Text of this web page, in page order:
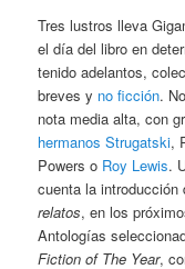
Tres lustros lleva
el día del libro en
tenido adelantos,
breves y no ficción.
nota media alta, con
hermanos Strugatski,
Powers o Roy Lewis.
cuenta la
relatos, en los
Antologías
Fiction of The Year,